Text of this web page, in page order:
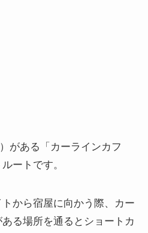
がある「カーラインカフ
ートです。
から宿屋に向かう際、カー
る場所を通るとショートカ